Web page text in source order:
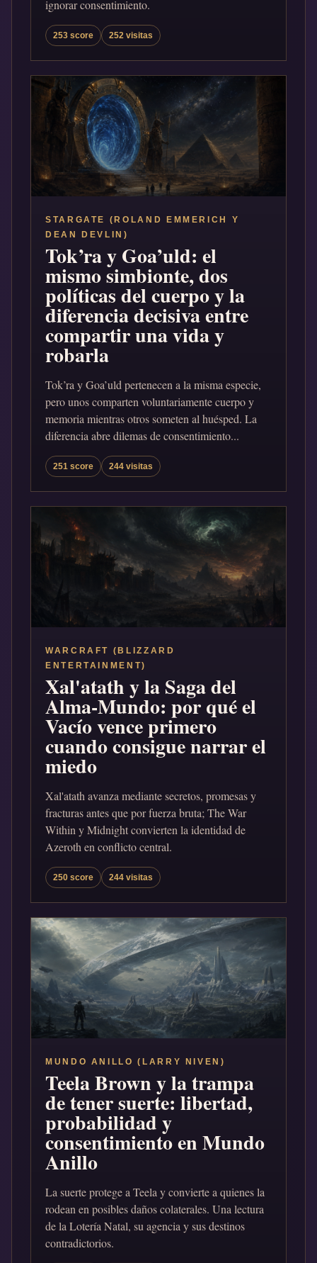
ignorar consentimiento.
253 score 252 visitas
STARGATE (ROLAND EMMERICH Y
DEAN DEVLIN)
Tok’ra y Goa’uld: el
mismo simbionte, dos
políticas del cuerpo y la
diferencia decisiva entre
compartir una vida y
robarla
Tok’ra y Goa’uld pertenecen a la misma especie,
pero unos comparten voluntariamente cuerpo y
memoria mientras otros someten al huésped. La
diferencia abre dilemas de consentimiento...
251 score 244 visitas
WARCRAFT (BLIZZARD
ENTERTAINMENT)
Xal'atath y la Saga del
Alma-Mundo: por qué el
Vacío vence primero
cuando consigue narrar el
miedo
Xal'atath avanza mediante secretos, promesas y
fracturas antes que por fuerza bruta; The War
Within y Midnight convierten la identidad de
Azeroth en conflicto central.
250 score 244 visitas
MUNDO ANILLO (LARRY NIVEN)
Teela Brown y la trampa
de tener suerte: libertad,
probabilidad y
consentimiento en Mundo
Anillo
La suerte protege a Teela y convierte a quienes la
rodean en posibles daños colaterales. Una lectura
de la Lotería Natal, su agencia y sus destinos
contradictorios.